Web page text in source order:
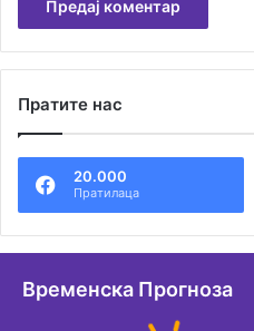
т
н
т
Пратите нас
20.000
Пратилаца
Временска Прогноза